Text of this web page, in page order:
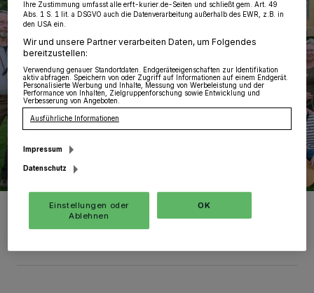
Sie stellten das Programm zum Familienfest vor (von links): Horst
Brings, Petra Fliegen, Jens Spanjer, Landrat Hans-Jürgen
Petrauschke, Frank Küpping, Keks & Knopf und Ursula Brings.
Ihre Zustimmung umfasst alle erft-kurier.de-Seiten und schließt gem. Art. 49
Abs. 1 S. 1 lit. a DSGVO auch die Datenverarbeitung außerhalb des EWR, z.B. in
den USA ein.
Wir und unsere Partner verarbeiten Daten, um Folgendes
bereitzustellen:
Verwendung genauer Standortdaten. Endgeräteeigenschaften zur Identifikation
aktiv abfragen. Speichern von oder Zugriff auf Informationen auf einem Endgerät.
Personalisierte Werbung und Inhalte, Messung von Werbeleistung und der
Performance von Inhalten, Zielgruppenforschung sowie Entwicklung und
Verbesserung von Angeboten.
Ausführliche Informationen
Impressum
Datenschutz
Einstellungen oder
Ablehnen
OK